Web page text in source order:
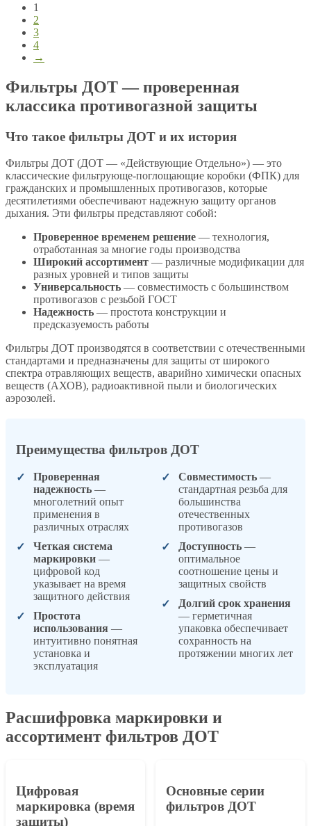
1
2
3
4
→
Фильтры ДОТ — проверенная
классика противогазной защиты
Что такое фильтры ДОТ и их история
Фильтры ДОТ (ДОТ — «Действующие Отдельно») — это
классические фильтрующе-поглощающие коробки (ФПК) для
гражданских и промышленных противогазов, которые
десятилетиями обеспечивают надежную защиту органов
дыхания. Эти фильтры представляют собой:
Проверенное временем решение — технология,
отработанная за многие годы производства
Широкий ассортимент — различные модификации для
разных уровней и типов защиты
Универсальность — совместимость с большинством
противогазов с резьбой ГОСТ
Надежность — простота конструкции и
предсказуемость работы
Фильтры ДОТ производятся в соответствии с отечественными
стандартами и предназначены для защиты от широкого
спектра отравляющих веществ, аварийно химически опасных
веществ (АХОВ), радиоактивной пыли и биологических
аэрозолей.
Преимущества фильтров ДОТ
Проверенная
надежность —
многолетний опыт
применения в
различных отраслях
Четкая система
маркировки —
цифровой код
указывает на время
защитного действия
Простота
использования —
интуитивно понятная
установка и
эксплуатация
Совместимость —
стандартная резьба для
большинства
отечественных
противогазов
Доступность —
оптимальное
соотношение цены и
защитных свойств
Долгий срок хранения
— герметичная
упаковка обеспечивает
сохранность на
протяжении многих лет
Расшифровка маркировки и
ассортимент фильтров ДОТ
Цифровая
маркировка (время
защиты)
Основные серии
фильтров ДОТ